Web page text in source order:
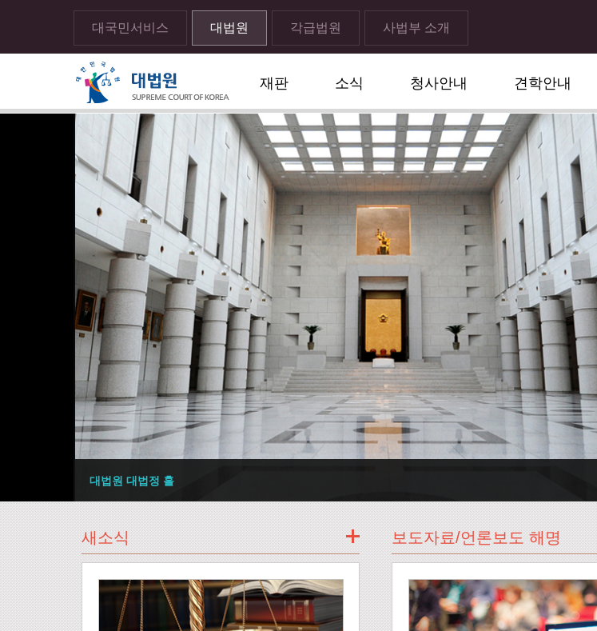
대국민서비스 대법원 각급법원 사법부 소개
재판 소식 청사안내 견학안내
메뉴전체보기
대법원 대법정 홀
새소식 보도자료/언론보도 해명